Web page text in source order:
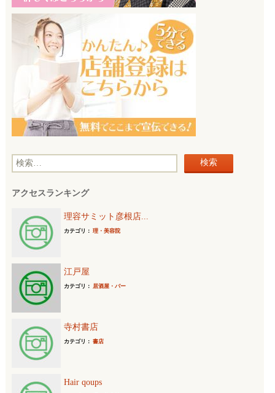
検
:アクセスランキング
理容サミット彦根店...
カテゴリ： 理・美容院
江戸屋
カテゴリ： 居酒屋・バー
寺村書店
カテゴリ： 書店
Hair qoups